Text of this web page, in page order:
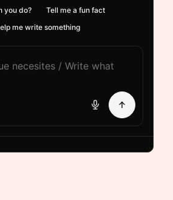
you do?
Tell me a fun fact
me write something